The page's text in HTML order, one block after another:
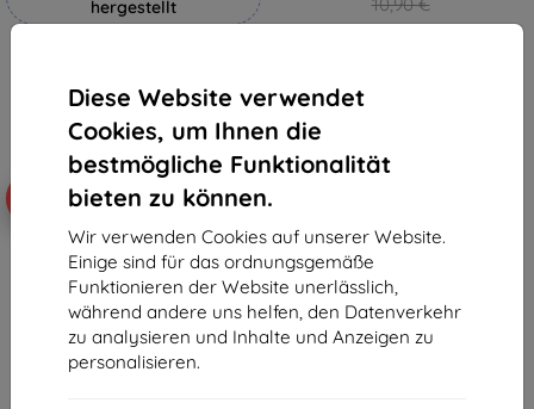
Diese Website verwendet
Cookies, um Ihnen die
bestmögliche Funktionalität
bieten zu können.
Wir verwenden Cookies auf unserer Website.
Einige sind für das ordnungsgemäße
Funktionieren der Website unerlässlich,
während andere uns helfen, den Datenverkehr
zu analysieren und Inhalte und Anzeigen zu
personalisieren.
hergestellt
Auf Lager 4 Stk.
9,81 €